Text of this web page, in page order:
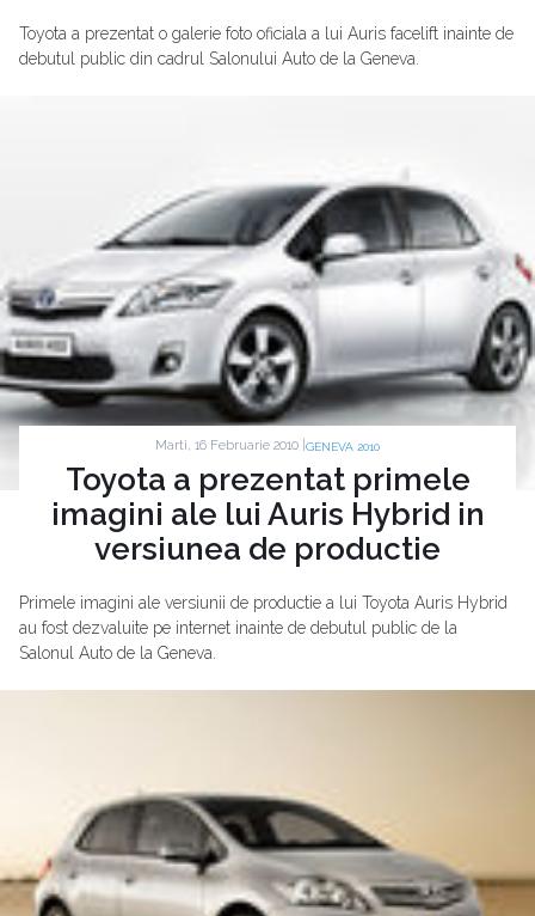
Toyota a prezentat o galerie foto oficiala a lui Auris facelift inainte de
debutul public din cadrul Salonului Auto de la Geneva.
Marti, 16 Februarie 2010 | GENEVA 2010
Toyota a prezentat primele
imagini ale lui Auris Hybrid in
versiunea de productie
Primele imagini ale versiunii de productie a lui Toyota Auris Hybrid
au fost dezvaluite pe internet inainte de debutul public de la
Salonul Auto de la Geneva.